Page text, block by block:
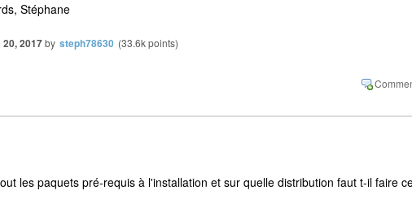
Stéphane
20, 2017by steph78630 (33.6kpoints)
les paquets pré-requis à l'installation et sur quelle distribution faut t-il faire